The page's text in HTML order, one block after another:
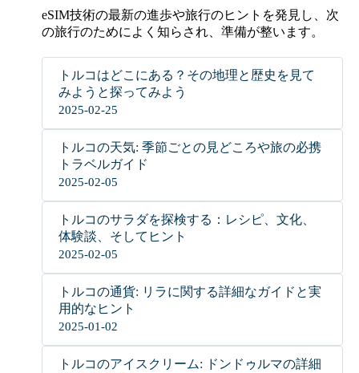
eSIM技術の最新の進歩や旅行のヒントを発見し、次
の旅行のためによく知らされ、準備が整います。
トルコはどこにある？その地理と歴史を見て
みようと探ってみよう
2025-02-25
トルコの天気: 季節ごとの見どころや旅の必携
トラベルガイド
2025-02-05
トルコのサラダを探検する：レシピ、文化、
体験談、そしてヒント
2025-02-05
トルコの通貨: リラに関する詳細なガイドと実
用的なヒント
2025-01-02
トルコのアイスクリーム: ドンドゥルマの詳細